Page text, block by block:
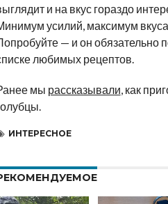
и на вкус гораздо
усилий, максимум
— и он обязательно
любимых рецептов.
мы рассказывали, как
ИНТЕРЕСНОЕ